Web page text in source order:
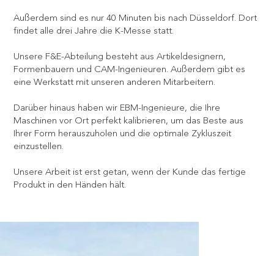
Außerdem sind es nur 40 Minuten bis nach Düsseldorf. Dort
findet alle drei Jahre die K-Messe statt.
Unsere F&E-Abteilung besteht aus Artikeldesignern,
Formenbauern und CAM-Ingenieuren. Außerdem gibt es
eine Werkstatt mit unseren anderen Mitarbeitern.
Darüber hinaus haben wir EBM-Ingenieure, die Ihre
Maschinen vor Ort perfekt kalibrieren, um das Beste aus
Ihrer Form herauszuholen und die optimale Zykluszeit
einzustellen.
Unsere Arbeit ist erst getan, wenn der Kunde das fertige
Produkt in den Händen hält.